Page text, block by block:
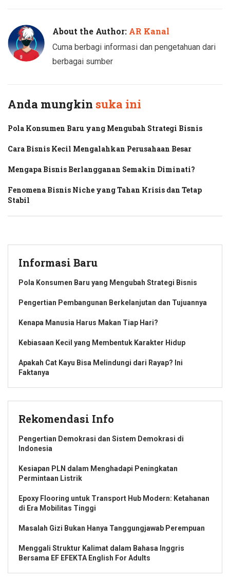
About the Author: AR Kanal
Cuma berbagi informasi dan pengetahuan dari
berbagai sumber
Anda mungkin suka ini
Pola Konsumen Baru yang Mengubah Strategi Bisnis
Cara Bisnis Kecil Mengalahkan Perusahaan Besar
Mengapa Bisnis Berlangganan Semakin Diminati?
Fenomena Bisnis Niche yang Tahan Krisis dan Tetap
Stabil
Informasi Baru
Pola Konsumen Baru yang Mengubah Strategi Bisnis
Pengertian Pembangunan Berkelanjutan dan Tujuannya
Kenapa Manusia Harus Makan Tiap Hari?
Kebiasaan Kecil yang Membentuk Karakter Hidup
Apakah Cat Kayu Bisa Melindungi dari Rayap? Ini
Faktanya
Rekomendasi Info
Pengertian Demokrasi dan Sistem Demokrasi di
Indonesia
Kesiapan PLN dalam Menghadapi Peningkatan
Permintaan Listrik
Epoxy Flooring untuk Transport Hub Modern: Ketahanan
di Era Mobilitas Tinggi
Masalah Gizi Bukan Hanya Tanggungjawab Perempuan
Menggali Struktur Kalimat dalam Bahasa Inggris
Bersama EF EFEKTA English For Adults